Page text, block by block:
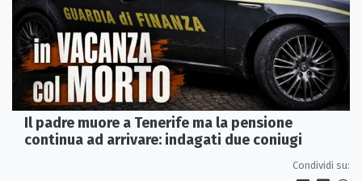
Il padre muore a Tenerife ma la pensione
continua ad arrivare: indagati due coniugi
Condividi su: